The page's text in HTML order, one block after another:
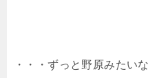
・・・ずっと野原みたい